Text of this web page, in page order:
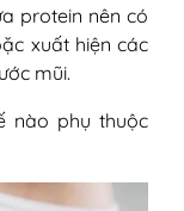
protein nên có
xuất hiện các
mũi.
nào phụ thuộc